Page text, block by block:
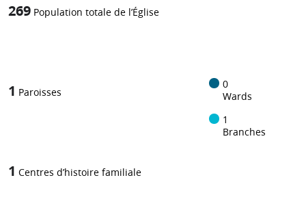
269 Population totale de l’Église
1 Paroisses
0
Wards
1
Branches
1 Centres d’histoire familiale